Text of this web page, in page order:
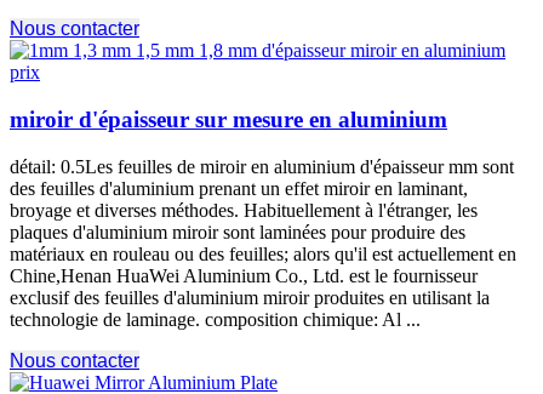
Nous contacter
miroir d'épaisseur sur mesure en aluminium
détail: 0.5Les feuilles de miroir en aluminium d'épaisseur mm sont
des feuilles d'aluminium prenant un effet miroir en laminant,
broyage et diverses méthodes. Habituellement à l'étranger, les
plaques d'aluminium miroir sont laminées pour produire des
matériaux en rouleau ou des feuilles; alors qu'il est actuellement en
Chine,Henan HuaWei Aluminium Co., Ltd. est le fournisseur
exclusif des feuilles d'aluminium miroir produites en utilisant la
technologie de laminage. composition chimique: Al ...
Nous contacter